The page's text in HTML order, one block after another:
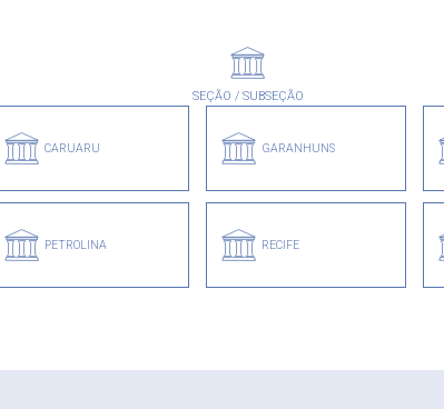
SEÇÃO / SUBSEÇÃO
CARUARU GARANHUNS
PETROLINA RECIFE